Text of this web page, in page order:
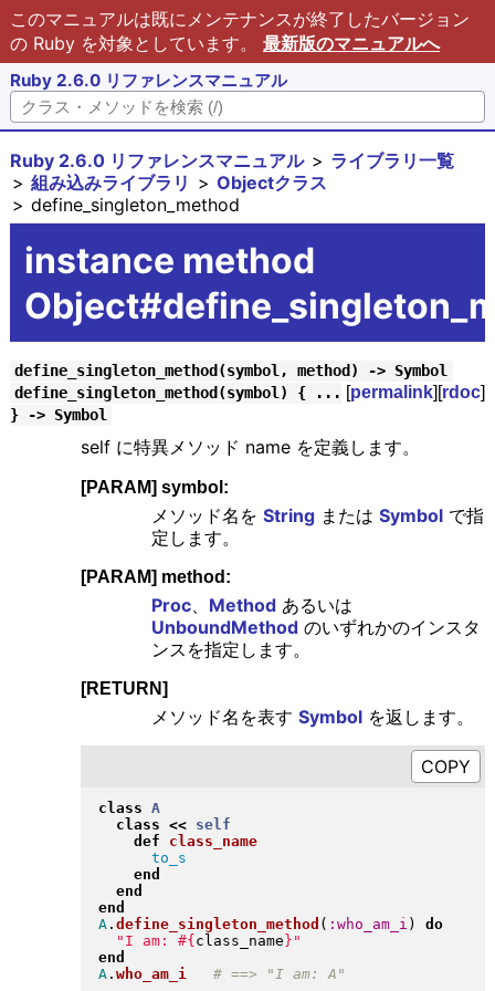
このマニュアルは既にメンテナンスが終了したバージョン
の Ruby を対象としています。 最新版のマニュアルへ
Ruby 2.6.0 リファレンスマニュアル
Ruby 2.6.0 リファレンスマニュアル
ライブラリ一覧
組み込みライブラリ
Objectクラス
define_singleton_method
instance method
define_singleton_method(symbol, method) -> Symbol
[permalink][rdoc]
define_singleton_method(symbol) { ...
} -> Symbol
self に特異メソッド name を定義します。
[PARAM] symbol:
メソッド名を Stringまたは Symbolで指
定します。
[PARAM] method:
Proc、 Methodあるいは
UnboundMethodのいずれかのインスタ
ンスを指定します。
[RETURN]
メソッド名を表す Symbolを返します。
class A
class <<
self
def
class_name
to_s
end
end
end
A. define_singleton_method ( :who_am_i )
do
" I am: #{class_name} "
end
A. who_am_i